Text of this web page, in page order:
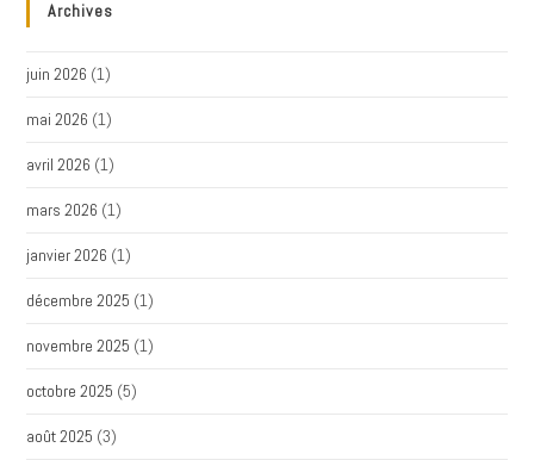
Archives
juin 2026 (1)
mai 2026 (1)
avril 2026 (1)
mars 2026 (1)
janvier 2026 (1)
décembre 2025 (1)
novembre 2025 (1)
octobre 2025 (5)
août 2025 (3)